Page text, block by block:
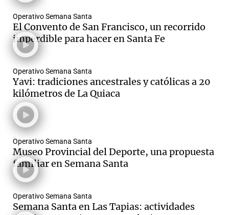
Operativo Semana Santa
El Convento de San Francisco, un recorrido
imperdible para hacer en Santa Fe
Operativo Semana Santa
Yavi: tradiciones ancestrales y católicas a 20
kilómetros de La Quiaca
Operativo Semana Santa
Museo Provincial del Deporte, una propuesta
familiar en Semana Santa
Operativo Semana Santa
Semana Santa en Las Tapias: actividades